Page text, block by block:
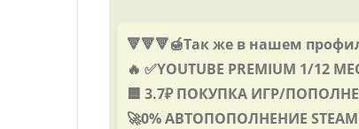
🔻🔻🔻🍯Так же в нашем
🔥 ✅YOUTUBE PREMIUM 1/12
🟦 3.7₽ ПОКУПКА ИГР/
🚀0% АВТОПОПОЛНЕНИЕ STEAM